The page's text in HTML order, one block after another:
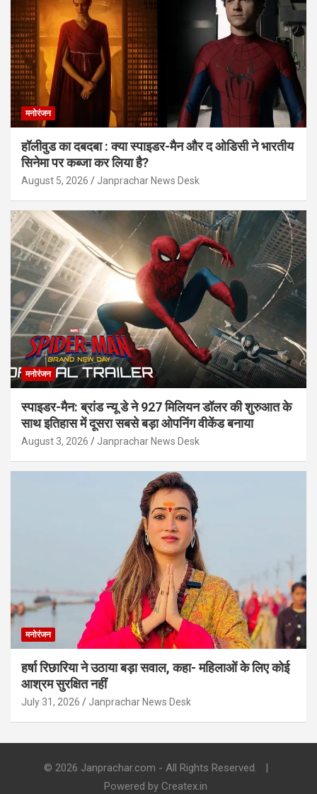
मनोरंजन
हॉलीवुड का दबदबा : क्या स्पाइडर-मैन और द ओडिसी ने भारतीय
सिनेमा पर कब्जा कर लिया है?
August 5, 2026 Janprachar News Desk
मनोरंजन
स्पाइडर-मैन: ब्रांड न्यू डे ने 927 मिलियन डॉलर की शुरुआत के
साथ इतिहास में दूसरा सबसे बड़ा ओपनिंग वीकेंड बनाया
August 3, 2026 Janprachar News Desk
मनोरंजन
हर्षा रिछारिया ने उठाया बड़ा सवाल, कहा- महिलाओं के लिए कोई
आश्रम सुरक्षित नहीं
July 31, 2026 Janprachar News Desk
© 2026 Janprachar.com - All Rights Reserved.
Powered by Createx.in